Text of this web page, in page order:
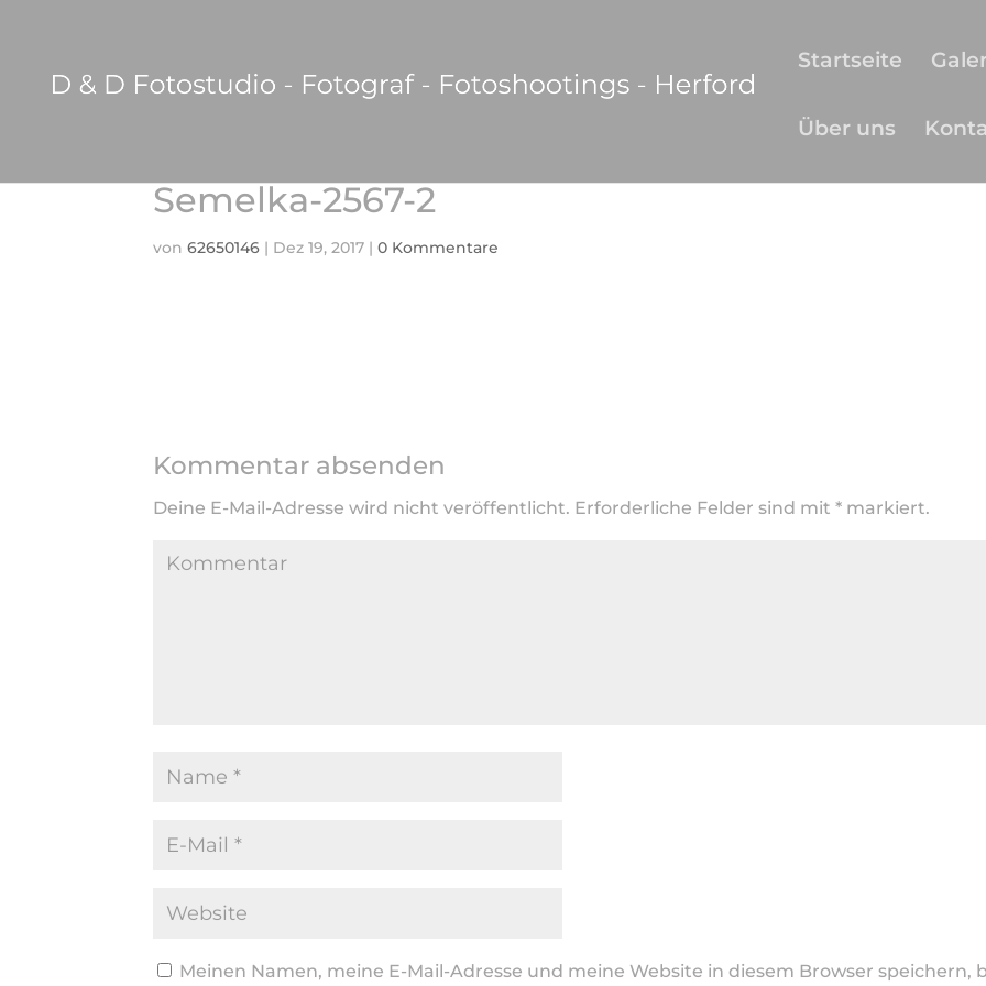
Startseite
Über uns
Semelka-2567-2
von 62650146 | Dez 19, 2017 | 0 Kommentare
Kommentar absenden
Deine E-Mail-Adresse wird nicht veröffentlicht. Erforderliche Felder sind mit * markiert.
Meinen Namen, meine E-Mail-Adresse und meine Website in diesem Browser speichern,